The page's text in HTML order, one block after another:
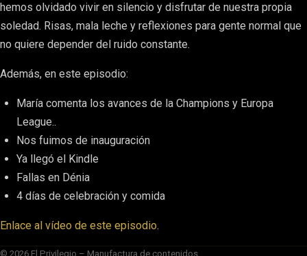
hemos olvidado vivir en silencio y disfrutar de nuestra propia
soledad. Risas, mala leche y reflexiones para gente normal que
no quiere depender del ruido constante.
Además, en este episodio:
María comenta los avances de la Champions y Europa
League..
Nos fuimos de inauguración
Ya llegó el Kindle
Fallas en Dénia
4 días de celebración y comida
Enlace al vídeo de este episodio.
© 2026 El Privilegio – Manufactura de contenidos